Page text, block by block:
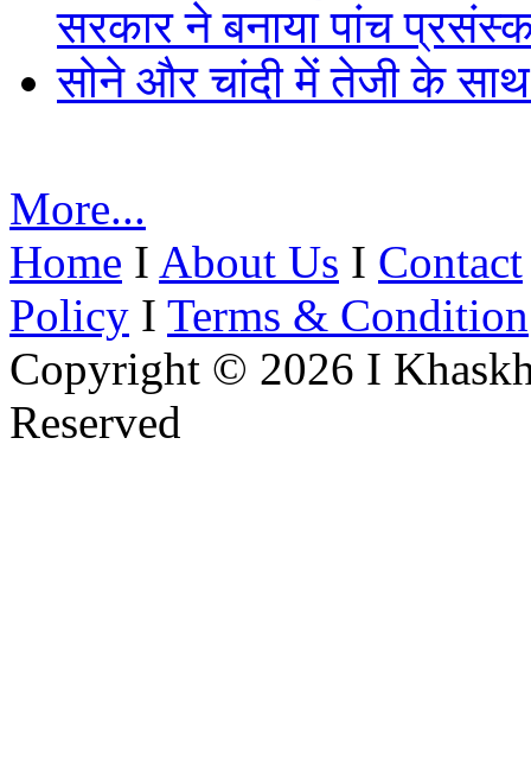
सरकार ने बनाया पांच
सोने और चांदी में तेजी के
More...
Home I About Us I Contact
Policy I Terms & Condition
Copyright © 2026 I
Reserved